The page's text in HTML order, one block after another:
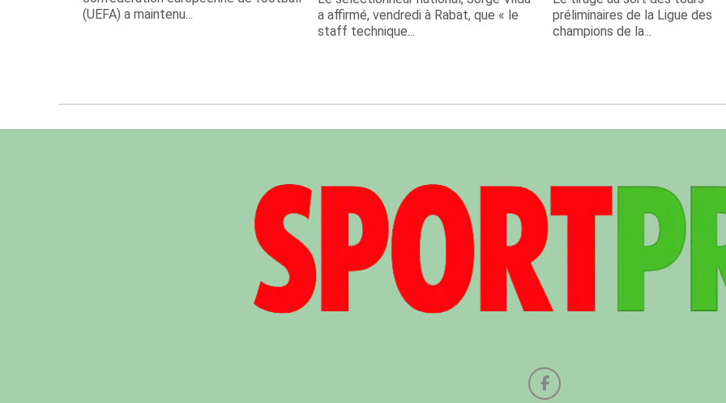
(UEFA) a maintenu...
a affirmé, vendredi à Rabat, que « le
staff technique...
préliminaires de la Ligue des
champions de la...